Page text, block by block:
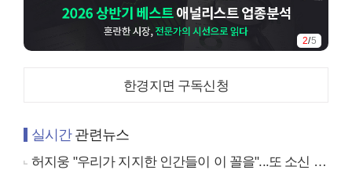
2/5
한경지면 구독신청
실시간관련뉴스
허지웅 "우리가 지지한 인간들이 이 꼴을"...또 소신 발언